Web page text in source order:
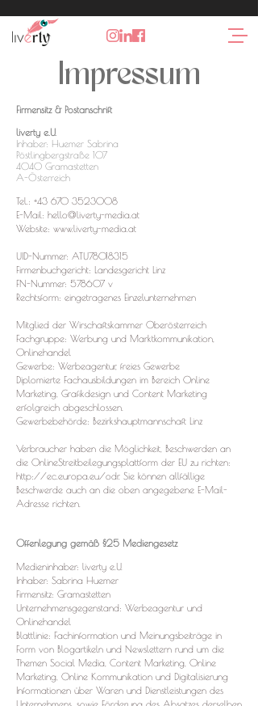
Impressum
Firmensitz & Postanschrift
liverty e.U.
Inhaber: Huemer Sabrina
Pöstlingbergstraße 107
4040 Gramastetten
A-Österreich
Tel.: +43 670 3523008
E-Mail: hello@liverty-media.at
Website: www.liverty-media.at
UID-Nummer: ATU78018315
Firmenbuchgericht: Landesgericht Linz
FN-Nummer: 578607 v
Rechtsform: eingetragenes Einzelunternehmen
Mitglied der Wirschaftskammer Oberösterreich
Fachgruppe: Werbung und Marktkommunikation,
Onlinehandel
Gewerbe: Werbeagentur, freies Gewerbe
Diplomierte Fachausbildungen im Bereich Online
Marketing, Grafikdesign und Content Marketing
erfolgreich abgeschlossen.
Gewerbebehörde: Bezirkshauptmannschaft Linz
Verbraucher haben die Möglichkeit, Beschwerden an
die OnlineStreitbeilegungsplattform der EU zu richten:
http://ec.europa.eu/odr. Sie können allfällige
Beschwerde auch an die oben angegebene E-Mail-
Adresse richten.
Offenlegung gemäß §25 Mediengesetz
Medieninhaber: liverty e.U.
Inhaber: Sabrina Huemer
Firmensitz: Gramastetten
Unternehmensgegenstand: Werbeagentur und
Onlinehandel
Blattlinie: Fachinformation und Meinungsbeiträge in
Form von Blogartikeln und Newslettern rund um die
Themen Social Media, Content Marketing, Online
Marketing, Online Kommunikation und Digitalisierung
Informationen über Waren und Dienstleistungen des
Unternehmens, sowie Förderung des Absatzes derselben